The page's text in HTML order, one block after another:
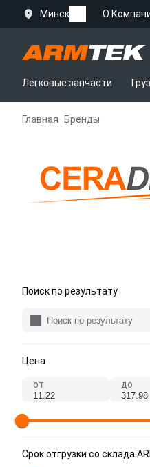
Минск О
Легковые запчасти
Главная Бренды
Поиск по результату
Цена
от до
Срок отгрузки со склада